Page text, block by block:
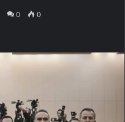
0 0